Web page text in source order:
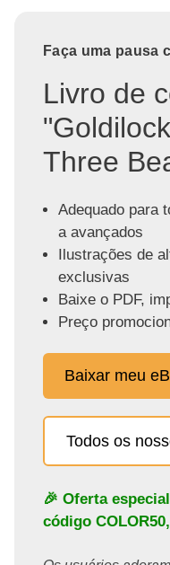
Faça uma pausa
Livro de
Three
Adequado para
a avançados
Ilustrações de
exclusivas
Baixe o PDF,
Preço
Baixar meu
Todos os
🎉 Oferta
código COLOR50